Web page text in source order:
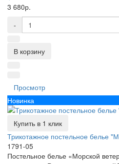
3 680р.
-
В корзину
Просмотр
Новинка
Купить в 1 клик
Трикотажное постельное белье
1791-05
Постельное белье «Морской